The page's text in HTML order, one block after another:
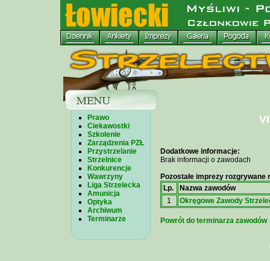
Prawo
Ciekawostki
Szkolenie
Zarządzenia PZŁ
Przystrzelanie
Strzelnice
Konkurencje
Wawrzyny
Liga Strzelecka
Amunicja
Optyka
Archiwum
Terminarze
Dodatkowe informacje:
Brak informacji o zawodach
Pozostałe imprezy rozgrywane
Lp.
Nazwa zawodów
1
Okręgowe Zawody
Powrót do terminarza zawodów